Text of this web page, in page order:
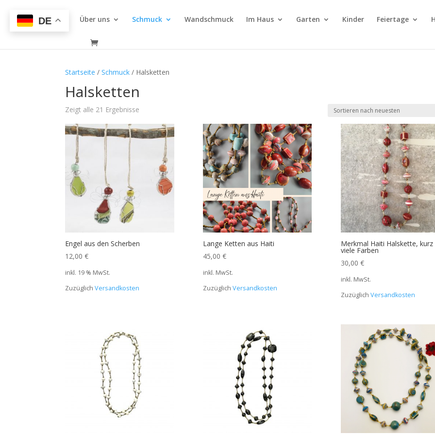
Über uns Schmuck Wandschmuck Im Haus Garten Kinder Feiertage
Startseite /Schmuck / Halsketten
Halsketten
Zeigt alle 21 Ergebnisse
Engel aus den Scherben
12,00€
inkl. 19 % MwSt.
ZuzüglichVersandkosten
Lange Ketten aus Haiti
45,00 €
inkl. MwSt.
Zuzüglich Versandkosten
Merkmal Haiti Halskette, kurz
viele Farben
30,00 €
inkl. MwSt.
Zuzüglich Versandkosten
DE